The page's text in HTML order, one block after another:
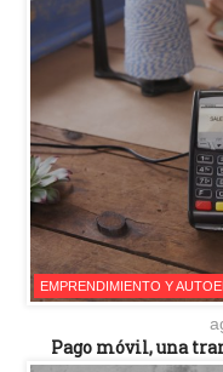
EMPRENDIMIENTO Y
Pago móvil, una